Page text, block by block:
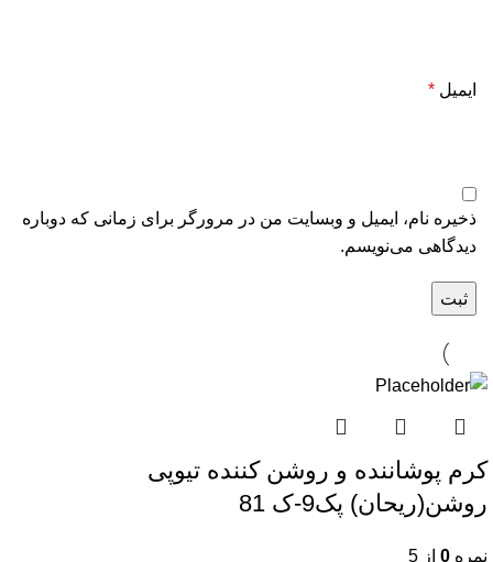
ایمیل *
ذخیره نام، ایمیل و وبسایت من در مرورگر برای زمانی که دوباره
دیدگاهی می‌نویسم.
کرم پوشاننده و روشن کننده تیوپی
روشن(ریحان) پک9-ک 81
نمره 0 از 5